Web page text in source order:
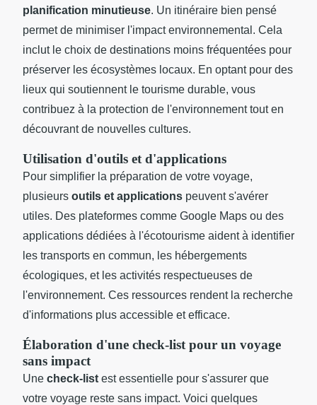
planification minutieuse. Un itinéraire bien pensé
permet de minimiser l'impact environnemental. Cela
inclut le choix de destinations moins fréquentées pour
préserver les écosystèmes locaux. En optant pour des
lieux qui soutiennent le tourisme durable, vous
contribuez à la protection de l'environnement tout en
découvrant de nouvelles cultures.
Utilisation d'outils et d'applications
Pour simplifier la préparation de votre voyage,
plusieurs outils et applications peuvent s'avérer
utiles. Des plateformes comme Google Maps ou des
applications dédiées à l'écotourisme aident à identifier
les transports en commun, les hébergements
écologiques, et les activités respectueuses de
l'environnement. Ces ressources rendent la recherche
d'informations plus accessible et efficace.
Élaboration d'une check-list pour un voyage
sans impact
Une check-list est essentielle pour s'assurer que
votre voyage reste sans impact. Voici quelques